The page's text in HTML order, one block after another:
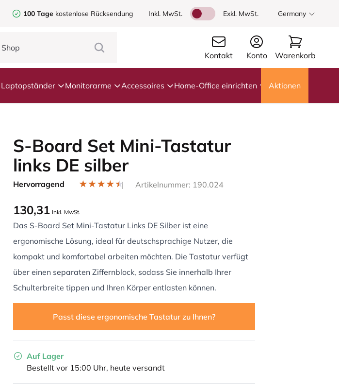
100 Tage kostenlose Rücksendung Inkl. MwSt. Exkl. MwSt. Germany
Kontakt Konto Warenkorb
Laptopständer Monitorarme Accessoires Home-Office einrichten Aktionen
S-Board Set Mini-Tastatur
links DE silber
Hervorragend | Artikelnummer: 190.024
130,31 Inkl. MwSt.
Das S-Board Set Mini-Tastatur Links DE Silber ist eine
ergonomische Lösung, ideal für deutschsprachige Nutzer, die
kompakt und komfortabel arbeiten möchten. Die Tastatur verfügt
über einen separaten Ziffernblock, sodass Sie innerhalb Ihrer
Schulterbreite tippen und Ihren Körper entlasten können.
Passt diese ergonomische Tastatur zu Ihnen?
Auf Lager
Bestellt vor 15:00 Uhr, heute versandt